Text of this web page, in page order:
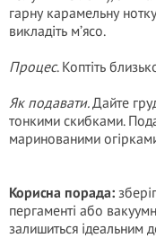
гарну карамельну
викладіть м’ясо.
Процес. Коптіть
Як подавати.Дайте
тонкими скибками.
маринованими
Корисна порада:
пергаменті або
залишиться ідеальним